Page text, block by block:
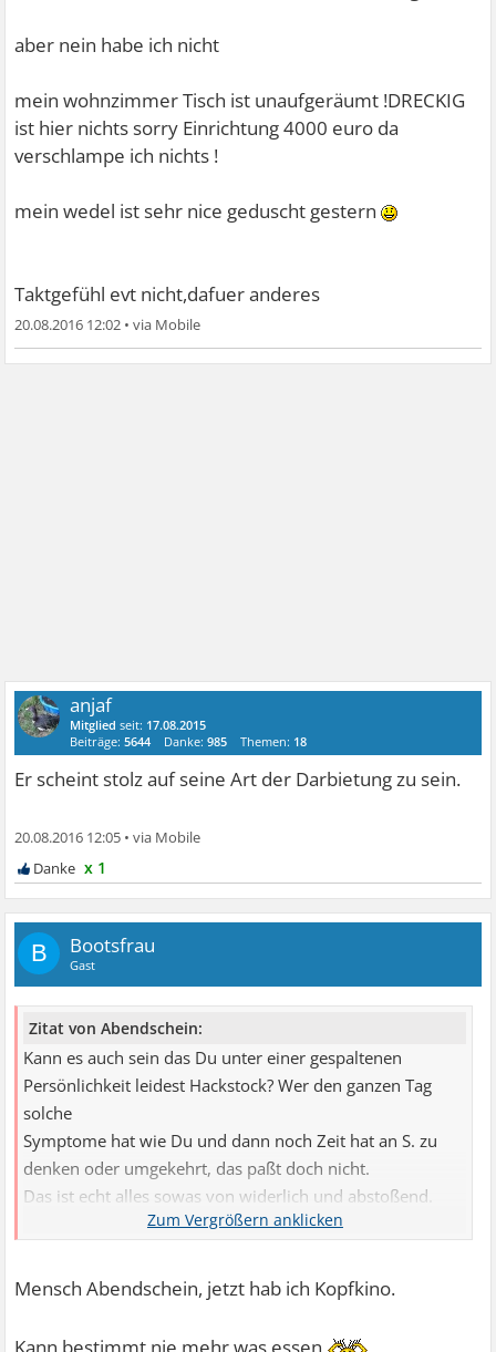
und somit war das jetzt mein letztes mein allerletztes Post
Das ist so Widerlich alles. Aber Du findest das
wahrscheinlich alles noch toll.
aber nein habe ich nicht
mein wohnzimmer Tisch ist unaufgeräumt !DRECKIG
ist hier nichts sorry Einrichtung 4000 euro da
verschlampe ich nichts !
mein wedel ist sehr nice geduscht gestern
Taktgefühl evt nicht,dafuer anderes
20.08.2016 12:02 •
anjaf
Mitglied seit: 17.08.2015
Beiträge:5644 Danke:985 Themen: 18
Er scheint stolz auf seine Art der Darbietung zu sein.
20.08.2016 12:05 •
x 1
B Bootsfrau
Gast
Zitat von Abendschein:
Kann es auch sein das Du unter einer gespaltenen
Persönlichkeit leidest Hackstock? Wer den ganzen Tag
solche
Symptome hat wie Du und dann noch Zeit hat an S. zu
denken oder umgekehrt, das paßt doch nicht.
Das ist echt alles sowas von widerlich und abstoßend.
Die Bude ist Dreckig und ich möchte nicht wissen wie
bleiben,
im wahrsten Sinne des Wortes
Das ist echt zum
Kotzen, nicht Deine Krankheit der Sexualität, aber wie Du
Mensch Abendschein, jetzt hab ich Kopfkino.